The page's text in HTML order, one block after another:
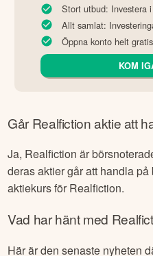
Stort utbud: Investera
Allt samlat:
Öppna konto helt
KOM
GårRealfictionaktie att
Ja, Realfiction är
deras aktier går att handla på
aktiekurs för Realfiction.
Vad har hänt med
Här är den senaste nyheten